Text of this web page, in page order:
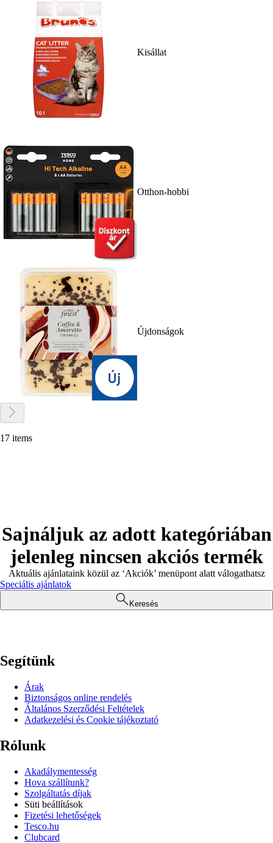
Kisállat
Otthon-hobbi
Újdonságok
17 items
Sajnáljuk az adott kategóriában
jelenleg nincsen akciós termék
Aktuális ajánlataink közül az ‘Akciók’ menüpont alatt válogathatsz
Speciális ajánlatok
Keresés
Segítünk
Árak
Biztonságos online rendelés
Általános Szerződési Feltételek
Adatkezelési és Cookie tájékoztató
Rólunk
Akadálymentesség
Hova szállítunk?
Szolgáltatás díjak
Süti beállítások
Fizetési lehetőségek
Tesco.hu
Clubcard